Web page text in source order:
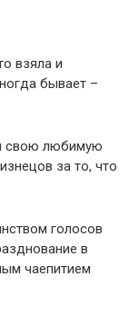
взяла и
бывает –
свою любимую
за то, что
голосов
в
чаепитием